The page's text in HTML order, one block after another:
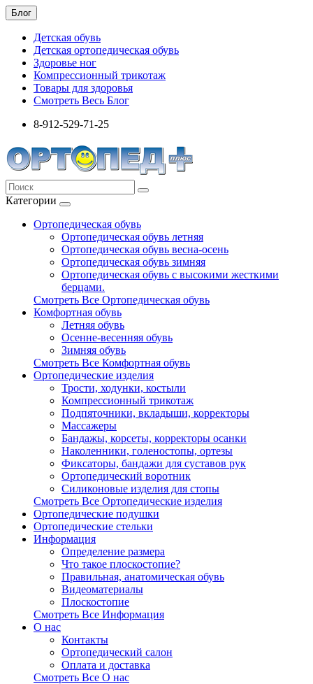
Блог
Детская обувь
Детская ортопедическая обувь
Здоровье ног
Компрессионный трикотаж
Товары для здоровья
Смотреть Весь Блог
8-912-529-71-25
Категории
Ортопедическая обувь
Ортопедическая обувь летняя
Ортопедическая обувь весна-осень
Ортопедическая обувь зимняя
Ортопедическая обувь с высокими жесткими
берцами.
Смотреть Все Ортопедическая обувь
Комфортная обувь
Летняя обувь
Осенне-весенняя обувь
Зимняя обувь
Смотреть Все Комфортная обувь
Ортопедические изделия
Трости, ходунки, костыли
Компрессионный трикотаж
Подпяточники, вкладыши, корректоры
Массажеры
Бандажы, корсеты, корректоры осанки
Наколенники, голеностопы, ортезы
Фиксаторы, бандажи для суставов рук
Ортопедический воротник
Силиконовые изделия для стопы
Смотреть Все Ортопедические изделия
Ортопедические подушки
Ортопедические стельки
Информация
Определение размера
Что такое плоскостопие?
Правильная, анатомическая обувь
Видеоматериалы
Плоскостопие
Смотреть Все Информация
О нас
Контакты
Ортопедический салон
Оплата и доставка
Смотреть Все О нас